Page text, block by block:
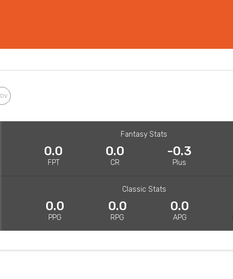
Fantasy Stats
0.0
FPT
0.0
CR
-0.3
Plus
Classic Stats
0.0
PPG
0.0
RPG
0.0
APG